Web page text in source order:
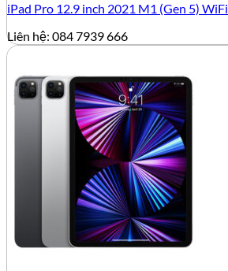
iPad Pro 12.9 inch 2021 M1 (Gen 5) WiFi
Liên hệ: 084 7939 666